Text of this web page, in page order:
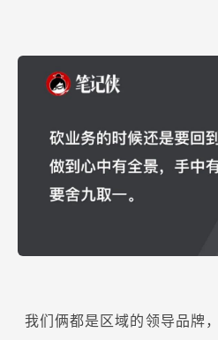
我们俩都是区域的领导品牌